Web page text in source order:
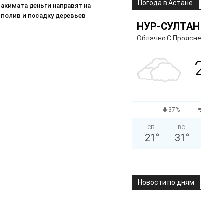
акимата деньги направят на
полив и посадку деревьев
Погода в Астане
НУР-СУЛТАН
Облачно С
37%
СБ
21 °
ВС
31 °
Новости по дням